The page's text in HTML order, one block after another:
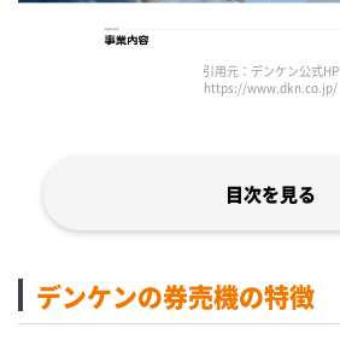
引用元：デンケン公式HP
https://www.dkn.co.jp/
デンケンの券売機の特徴